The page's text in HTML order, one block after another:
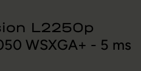
L2250p
WSXGA+ - 5 ms